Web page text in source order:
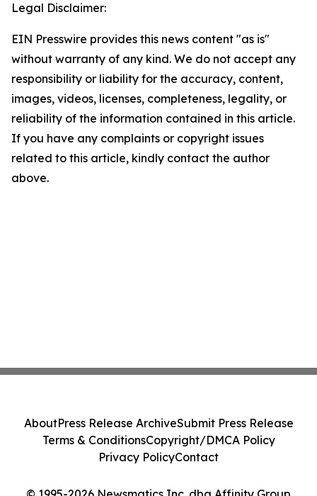
Legal Disclaimer:
EIN Presswire provides this news content "as is"
without warranty of any kind. We do not accept any
responsibility or liability for the accuracy, content,
images, videos, licenses, completeness, legality, or
reliability of the information contained in this article.
If you have any complaints or copyright issues
related to this article, kindly contact the author
above.
AboutPress Release ArchiveSubmit Press Release
Terms & ConditionsCopyright/DMCA Policy
Privacy PolicyContact